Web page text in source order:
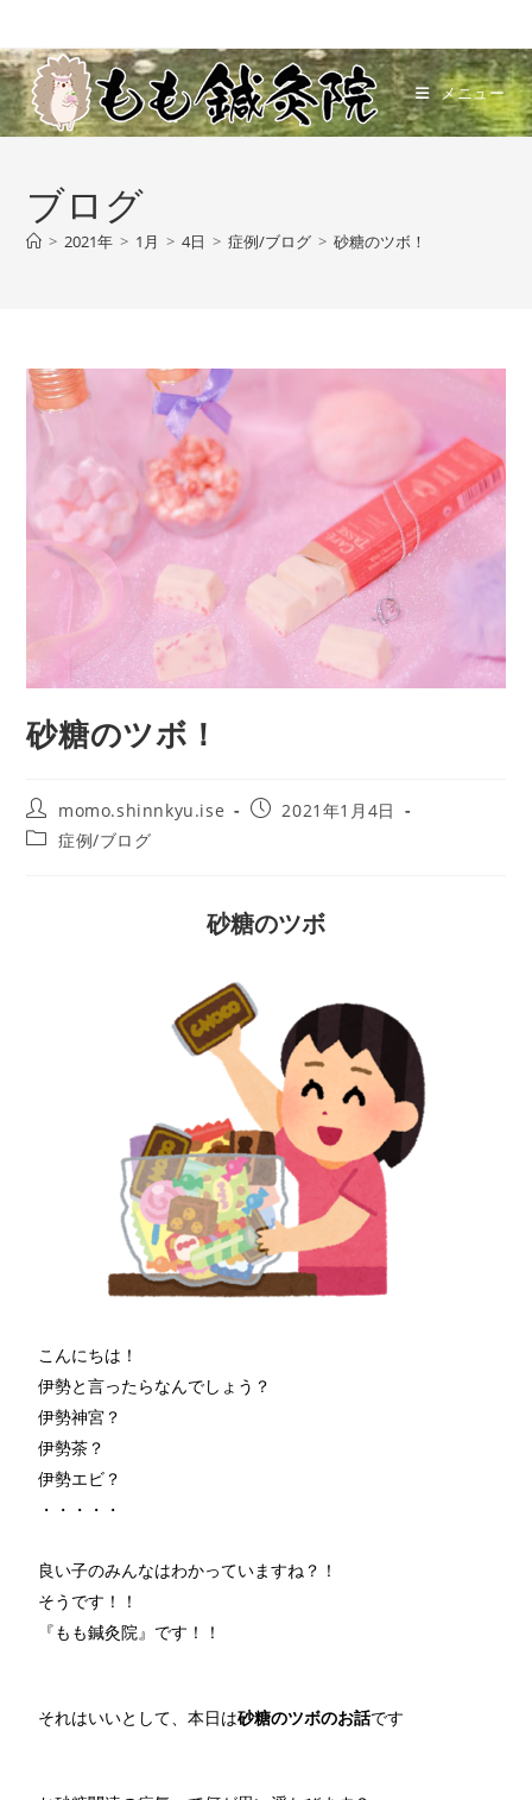
メニュー
ブログ
> 2021年 > 1月 > 4日 > 症例/ブログ > 砂糖のツボ！
砂糖のツボ！
momo.shinnkyu.ise
2021年1月4日
症例/ブログ
砂糖のツボ
こんにちは！
伊勢と言ったらなんでしょう？
伊勢神宮？
伊勢茶？
伊勢エビ？
・・・・・
良い子のみんなはわかっていますね？！
そうです！！
『もも鍼灸院』です！！
それはいいとして、本日は砂糖のツボのお話です